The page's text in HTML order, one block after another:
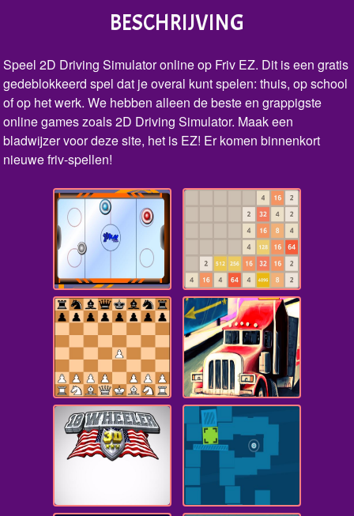
BESCHRIJVING
Speel 2D Driving Simulator online op Friv EZ. Dit is een gratis
gedeblokkeerd spel dat je overal kunt spelen: thuis, op school
of op het werk. We hebben alleen de beste en grappigste
online games zoals 2D Driving Simulator. Maak een
bladwijzer voor deze site, het is EZ! Er komen binnenkort
nieuwe friv-spellen!